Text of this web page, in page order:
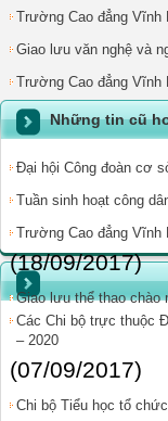
Trường Cao đẳng Vĩnh
Giao lưu văn nghệ và
Trường Cao đẳng Vĩnh
Những tin cũ
Đại hội Công đoàn cơ
Tuần sinh hoạt công
Trường Cao đẳng Vĩnh
(18/09/2017)
Giao lưu thể thao chào
Các Chi bộ trực thuộc
– 2020
(07/09/2017)
Chi bộ Tiểu học tổ